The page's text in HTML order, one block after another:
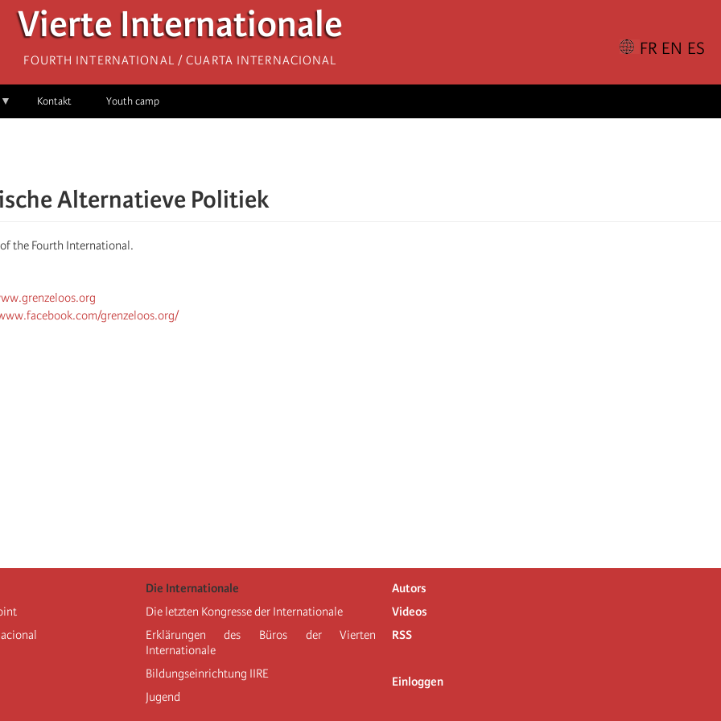
Vierte Internationale
Fourth International / Cuarta Internacional
Kontakt Youth camp
Alternatieve Politiek
the Fourth International.
grenzeloos.org/
Die Internationale
Die letzten Kongresse der Internationale
Erklärungen des Büros der Vierten
Internationale
Bildungseinrichtung IIRE
Jugend
Autors
Videos
RSS
Einloggen